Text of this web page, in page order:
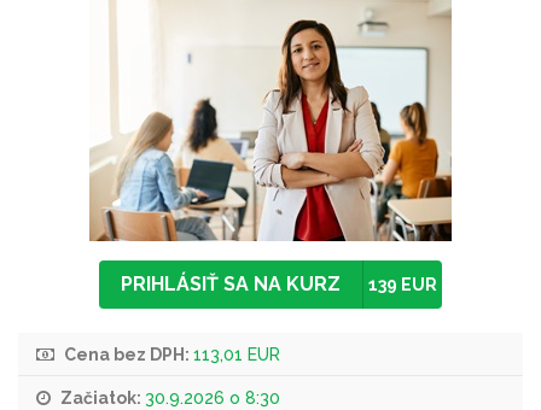
PRIHLÁSIŤ SA NA KURZ 139 EUR
Cena bez DPH: 113,01 EUR
Začiatok: 30.9.2026 o 8:30